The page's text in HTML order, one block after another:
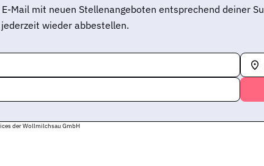
Mail mit neuen Stellenangeboten entsprechend deiner
wieder abbestellen.
der Wollmilchsau GmbH